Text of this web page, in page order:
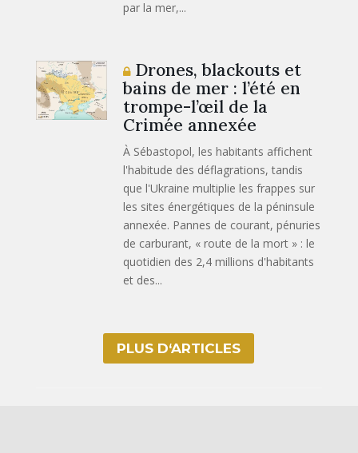
par la mer,...
Drones, blackouts et
bains de mer : l’été en
trompe-l’œil de la
Crimée annexée
À Sébastopol, les habitants affichent
l'habitude des déflagrations, tandis
que l'Ukraine multiplie les frappes sur
les sites énergétiques de la péninsule
annexée. Pannes de courant, pénuries
de carburant, « route de la mort » : le
quotidien des 2,4 millions d'habitants
et des...
PLUS D‘ARTICLES